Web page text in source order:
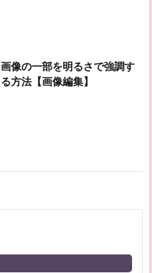
画像の一部を明るさで強調す
る方法【画像編集】